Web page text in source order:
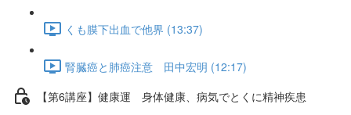
くも膜下出血で他界 (13:37)
腎臓癌と肺癌注意 田中宏明 (12:17)
【第6講座】健康運 身体健康、病気でとくに精神疾患